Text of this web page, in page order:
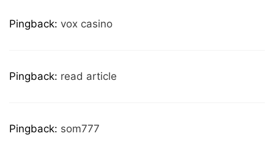
Pingback: vox casino
Pingback: read article
Pingback: som777